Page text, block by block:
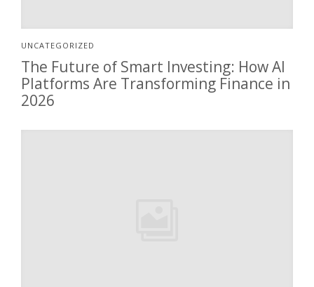
UNCATEGORIZED
The Future of Smart Investing: How AI
Platforms Are Transforming Finance in
2026